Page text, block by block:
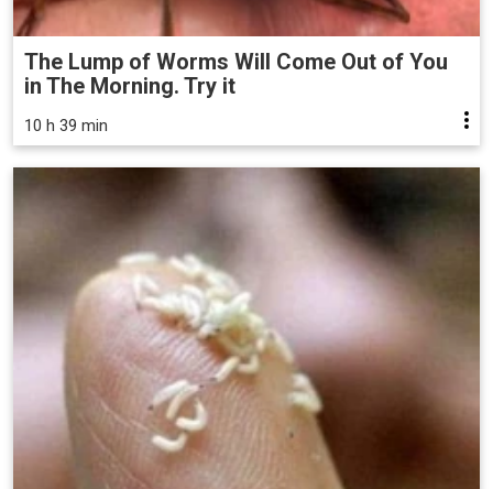
The Lump of Worms Will Come Out of You
in The Morning. Try it
10 h 39 min